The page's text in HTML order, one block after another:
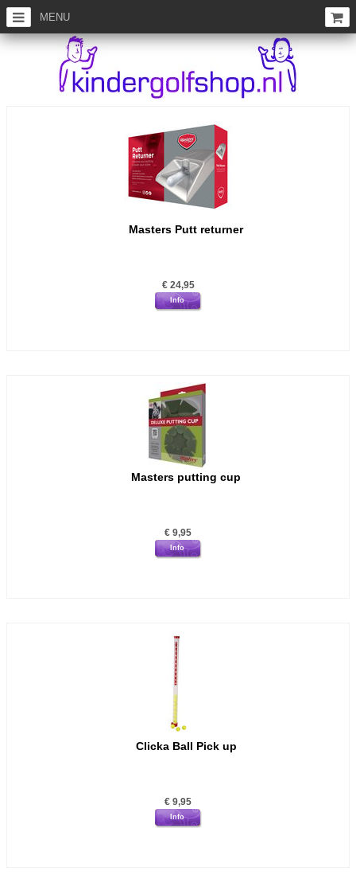
MENU
Masters Putt returner
€ 24,95
Info
Masters putting cup
€ 9,95
Info
Clicka Ball Pick up
€ 9,95
Info